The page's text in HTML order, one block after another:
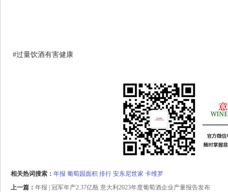
#过量饮酒有害健康
相关热词搜索： 年报 葡萄园面积 排行 安东尼世家 卡维罗
上一篇： 年报 | 冠军年产2.37亿瓶 意大利2023年度葡萄酒企业产量报告发布